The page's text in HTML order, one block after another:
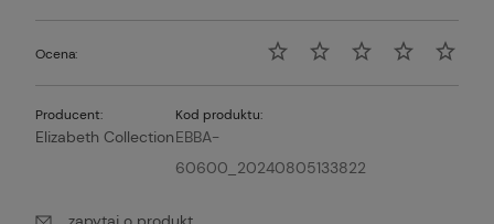
Ocena:
Producent:
Elizabeth Collection
Kod produktu:
EBBA-
60600_20240805133822